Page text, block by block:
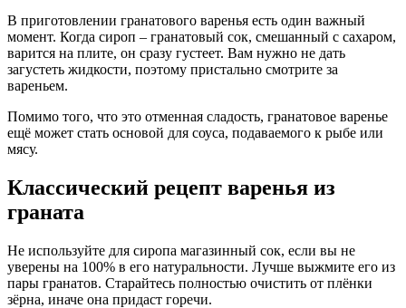
В приготовлении гранатового варенья есть один важный
момент. Когда сироп – гранатовый сок, смешанный с сахаром,
варится на плите, он сразу густеет. Вам нужно не дать
загустеть жидкости, поэтому пристально смотрите за
вареньем.
Помимо того, что это отменная сладость, гранатовое варенье
ещё может стать основой для соуса, подаваемого к рыбе или
мясу.
Классический рецепт варенья из
граната
Не используйте для сиропа магазинный сок, если вы не
уверены на 100% в его натуральности. Лучше выжмите его из
пары гранатов. Старайтесь полностью очистить от плёнки
зёрна, иначе она придаст горечи.